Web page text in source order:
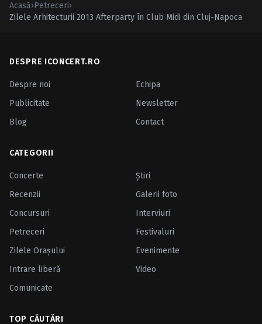
Acasă›Petreceri›
Zilele Arhitecturii 2013 Afterparty în Club Midi din Cluj-Napoca
DESPRE ICONCERT.RO
Despre noi
Echipa
Publicitate
Newsletter
Blog
Contact
CATEGORII
Concerte
Ştiri
Recenzii
Galerii foto
Concursuri
Interviuri
Petreceri
Festivaluri
Zilele Oraşului
Evenimente
Intrare liberă
Video
Comunicate
TOP CĂUTĂRI